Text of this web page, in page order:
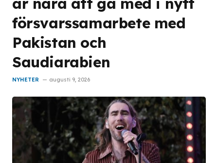
försvarssamarbete med
Pakistan och
Saudiarabien
NYHETER augusti 9, 2026